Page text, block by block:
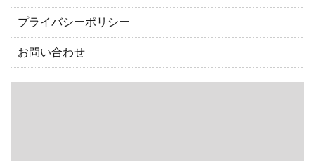
プライバシーポリシー
お問い合わせ